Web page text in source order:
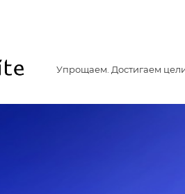
Упрощаем. Достигаем